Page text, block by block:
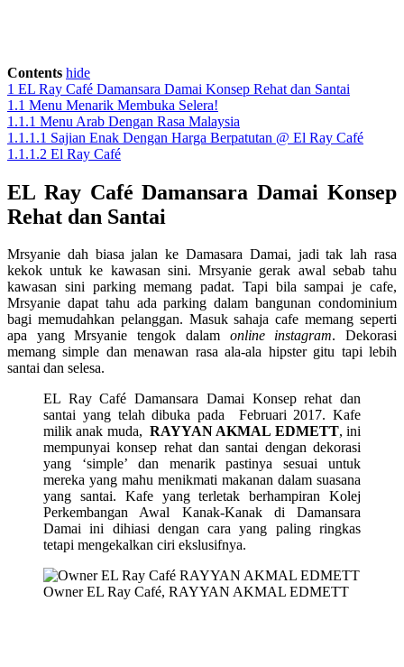
Contents hide
1 EL Ray Café Damansara Damai Konsep Rehat dan Santai
1.1 Menu Menarik Membuka Selera!
1.1.1 Menu Arab Dengan Rasa Malaysia
1.1.1.1 Sajian Enak Dengan Harga Berpatutan @ El Ray Café
1.1.1.2 El Ray Café
EL Ray Café Damansara Damai Konsep
Rehat dan Santai
Mrsyanie dah biasa jalan ke Damasara Damai, jadi tak lah rasa
kekok untuk ke kawasan sini. Mrsyanie gerak awal sebab tahu
kawasan sini parking memang padat. Tapi bila sampai je cafe,
Mrsyanie dapat tahu ada parking dalam bangunan condominium
bagi memudahkan pelanggan. Masuk sahaja cafe memang seperti
apa yang Mrsyanie tengok dalamonline instagram. Dekorasi
memang simple dan menawan rasa ala-ala hipster gitu tapi lebih
santai dan selesa.
EL Ray Café Damansara Damai Konsep rehat dan
santai yang telah dibuka pada Februari 2017. Kafe
milik anak muda,RAYYAN AKMAL EDMETT, ini
mempunyai konsep rehat dan santai dengan dekorasi
yang ‘simple’ dan menarik pastinya sesuai untuk
mereka yang mahu menikmati makanan dalam suasana
yang santai. Kafe yang terletak berhampiran Kolej
Perkembangan Awal Kanak-Kanak di Damansara
Damai ini dihiasi dengan cara yang paling ringkas
tetapi mengekalkan ciri ekslusifnya.
Owner EL Ray Café, RAYYAN AKMAL EDMETT